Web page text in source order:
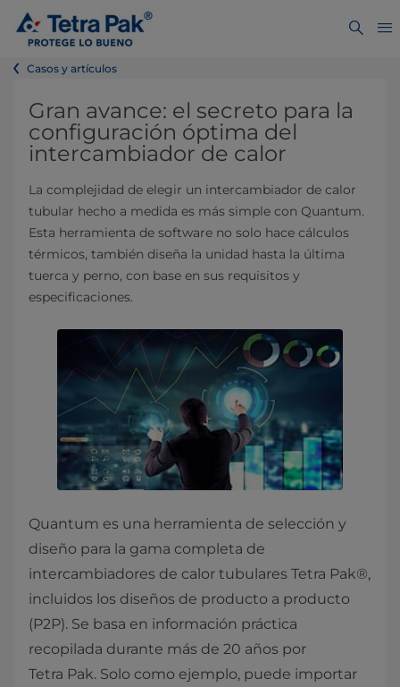
Casos y artículos
Gran avance: el secreto para la
configuración óptima del
intercambiador de calor
La complejidad de elegir un intercambiador de calor
tubular hecho a medida es más simple con Quantum.
Esta herramienta de software no solo hace cálculos
térmicos, también diseña la unidad hasta la última
tuerca y perno, con base en sus requisitos y
especificaciones.
Quantum es una herramienta de selección y
diseño para la gama completa de
intercambiadores de calor tubulares Tetra Pak®,
incluidos los diseños de producto a producto
(P2P). Se basa en información práctica
recopilada durante más de 20 años por
Tetra Pak. Solo como ejemplo, puede importar